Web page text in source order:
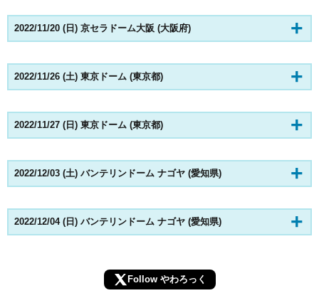
2022/11/20 (日) 京セラドーム大阪 (大阪府)
2022/11/26 (土) 東京ドーム (東京都)
2022/11/27 (日) 東京ドーム (東京都)
2022/12/03 (土) バンテリンドーム ナゴヤ (愛知県)
2022/12/04 (日) バンテリンドーム ナゴヤ (愛知県)
Follow やわろっく